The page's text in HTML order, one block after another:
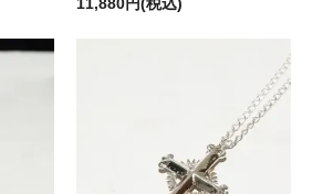
11,880円(税込)